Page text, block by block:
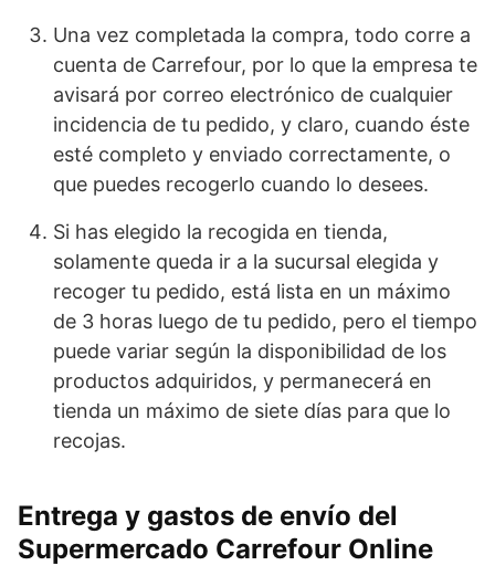
Una vez completada la compra, todo corre a
cuenta de Carrefour, por lo que la empresa te
avisará por correo electrónico de cualquier
incidencia de tu pedido, y claro, cuando éste
esté completo y enviado correctamente, o
que puedes recogerlo cuando lo desees.
Si has elegido la recogida en tienda,
solamente queda ir a la sucursal elegida y
recoger tu pedido, está lista en un máximo
de 3 horas luego de tu pedido, pero el tiempo
puede variar según la disponibilidad de los
productos adquiridos, y permanecerá en
tienda un máximo de siete días para que lo
recojas.
Entrega y gastos de envío del
Supermercado Carrefour Online